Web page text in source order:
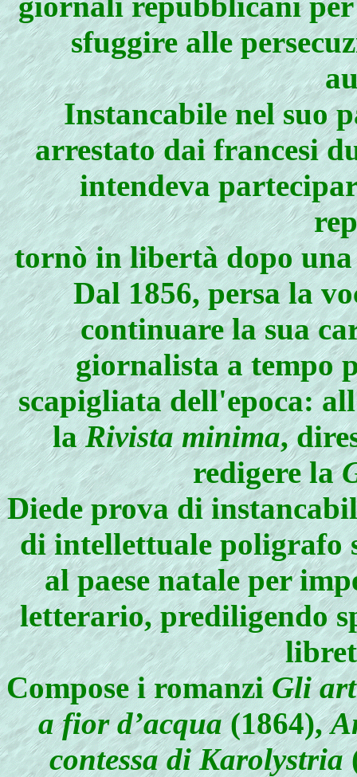
sfuggire alle
Instancabile nel suo
arrestato dai francesi
intendeva
tornò in libertà dopo
Dal 1856, persa la
continuare la sua
giornalista a tempo
scapigliata dell'epoca:
laRivista minima,
redigere la
Diede prova di
di intellettuale poligrafo
al paese natale per
letterario, prediligendo
Compose i romanziGli
a fior d’acqua(1864),
contessa di Karolystria